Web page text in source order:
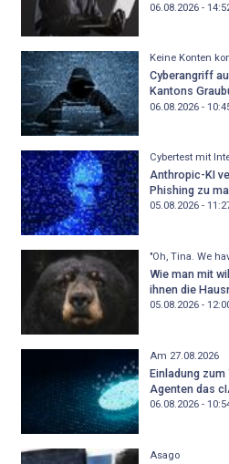
06.08.2026 -
Keine Konten
Cyberangriff
Kantons
06.08.2026 -
Cybertest mit
Anthropic-KI
Phishing zu
05.08.2026 -
"Oh, Tina. We
Wie man mit
ihnen die
05.08.2026 -
Am 27.08.2026
Einladung zum
Agenten das
06.08.2026 -
Asago